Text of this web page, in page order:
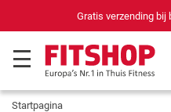
Gratis verzending bij
Startpagina